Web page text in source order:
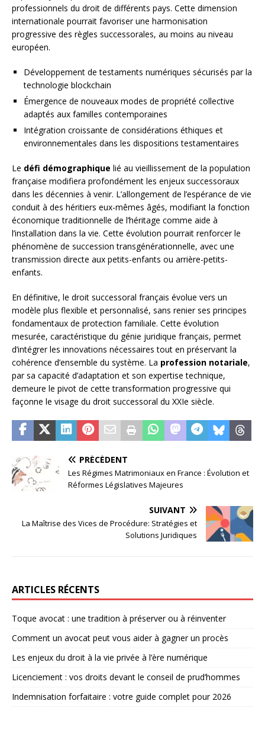
professionnels du droit de différents pays. Cette dimension
internationale pourrait favoriser une harmonisation
progressive des règles successorales, au moins au niveau
européen.
Développement de testaments numériques sécurisés par la
technologie blockchain
Émergence de nouveaux modes de propriété collective
adaptés aux familles contemporaines
Intégration croissante de considérations éthiques et
environnementales dans les dispositions testamentaires
Le défi démographique lié au vieillissement de la population
française modifiera profondément les enjeux successoraux
dans les décennies à venir. L’allongement de l’espérance de vie
conduit à des héritiers eux-mêmes âgés, modifiant la fonction
économique traditionnelle de l’héritage comme aide à
l’installation dans la vie. Cette évolution pourrait renforcer le
phénomène de succession transgénérationnelle, avec une
transmission directe aux petits-enfants ou arrière-petits-
enfants.
En définitive, le droit successoral français évolue vers un
modèle plus flexible et personnalisé, sans renier ses principes
fondamentaux de protection familiale. Cette évolution
mesurée, caractéristique du génie juridique français, permet
d’intégrer les innovations nécessaires tout en préservant la
cohérence d’ensemble du système. La profession notariale,
par sa capacité d’adaptation et son expertise technique,
demeure le pivot de cette transformation progressive qui
façonne le visage du droit successoral du XXIe siècle.
PRÉCÉDENT
Les Régimes Matrimoniaux en France : Évolution et
Réformes Législatives Majeures
SUIVANT
La Maîtrise des Vices de Procédure: Stratégies et
Solutions Juridiques
ARTICLES RÉCENTS
Toque avocat : une tradition à préserver ou à réinventer
Comment un avocat peut vous aider à gagner un procès
Les enjeux du droit à la vie privée à l’ère numérique
Licenciement : vos droits devant le conseil de prud’hommes
Indemnisation forfaitaire : votre guide complet pour 2026